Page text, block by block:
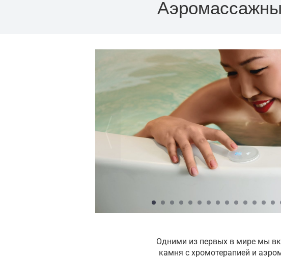
Одними из первых в мире мы
камня с хромотерапией и